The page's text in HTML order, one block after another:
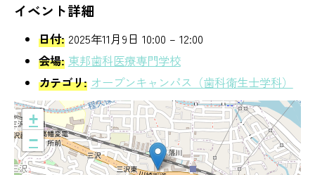
イベント詳細
日付: 2025年11月9日 10:00 – 12:00
会場: 東邦歯科医療専門学校
カテゴリ: オープンキャンパス（歯科衛生士学科）
+
−